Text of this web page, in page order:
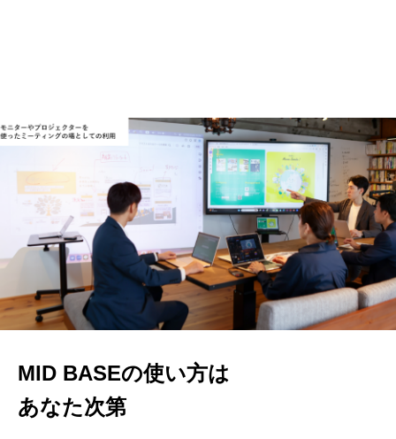
MID BASEの使い方は
あなた次第